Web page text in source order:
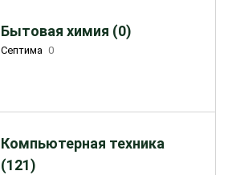
Бытовая химия (0)
Септима 0
Компьютерная техника
(121)